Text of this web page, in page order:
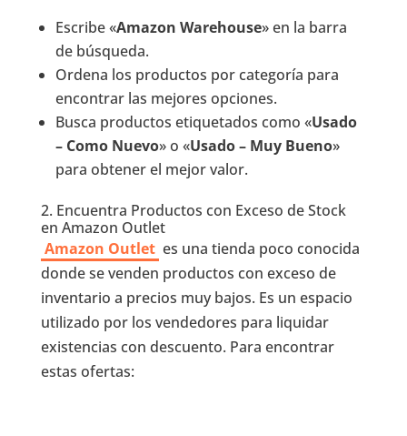
Escribe «Amazon Warehouse» en la barra
de búsqueda.
Ordena los productos por categoría para
encontrar las mejores opciones.
Busca productos etiquetados como «Usado
– Como Nuevo» o «Usado – Muy Bueno»
para obtener el mejor valor.
2. Encuentra Productos con Exceso de Stock
en Amazon Outlet
Amazon Outlet es una tienda poco conocida
donde se venden productos con exceso de
inventario a precios muy bajos. Es un espacio
utilizado por los vendedores para liquidar
existencias con descuento. Para encontrar
estas ofertas: